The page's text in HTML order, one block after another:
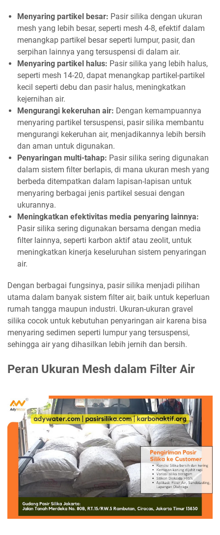
Menyaring partikel besar: Pasir silika dengan ukuran
mesh yang lebih besar, seperti mesh 4-8, efektif dalam
menangkap partikel besar seperti lumpur, pasir, dan
serpihan lainnya yang tersuspensi di dalam air.
Menyaring partikel halus: Pasir silika yang lebih halus,
seperti mesh 14-20, dapat menangkap partikel-partikel
kecil seperti debu dan pasir halus, meningkatkan
kejernihan air.
Mengurangi kekeruhan air: Dengan kemampuannya
menyaring partikel tersuspensi, pasir silika membantu
mengurangi kekeruhan air, menjadikannya lebih bersih
dan aman untuk digunakan.
Penyaringan multi-tahap: Pasir silika sering digunakan
dalam sistem filter berlapis, di mana ukuran mesh yang
berbeda ditempatkan dalam lapisan-lapisan untuk
menyaring berbagai jenis partikel sesuai dengan
ukurannya.
Meningkatkan efektivitas media penyaring lainnya:
Pasir silika sering digunakan bersama dengan media
filter lainnya, seperti karbon aktif atau zeolit, untuk
meningkatkan kinerja keseluruhan sistem penyaringan
air.
Dengan berbagai fungsinya, pasir silika menjadi pilihan
utama dalam banyak sistem filter air, baik untuk keperluan
rumah tangga maupun industri. Ukuran-ukuran gravel
silika cocok untuk kebutuhan penyaringan air karena bisa
menyaring sedimen seperti lumpur yang tersuspensi,
sehingga air yang dihasilkan lebih jernih dan bersih.
Peran Ukuran Mesh dalam Filter Air